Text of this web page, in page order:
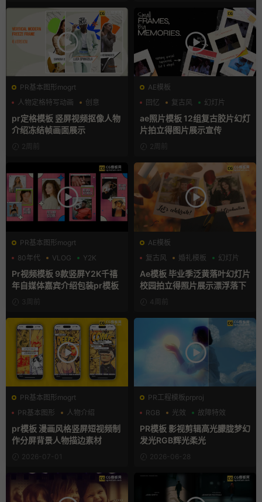
PR基本图形mogrt
人物定格特写动画
创意
动态海报
pr定格模板 竖屏视频抠像人物
介绍冻结帧画面展示
2周前
AE模板
回忆
复古风 幻灯片
ae照片模板 12组复古胶片幻灯
片拍立得图片展示宣传
2周前
PR基本图形mogrt
80年代
VLOG Y2K
Pr视频模板 9款竖屏Y2K千禧
年自媒体嘉宾介绍包装pr模板
3周前
AE模板
复古风
婚礼模板 幻灯片
Ae模板 毕业季泛黄落叶幻灯片
校园拍立得照片展示漂浮落下
4周前
PR基本图形mogrt
PR基本图形
人物介绍
动漫
pr模板 漫画风格竖屏短视频制
作分屏背景人物描边素材
2026-07-01
PR工程模板prproj
RGB
光效 故障特效
PR模板 影视剪辑高光朦胧梦幻
发光RGB辉光柔光
2026-06-28